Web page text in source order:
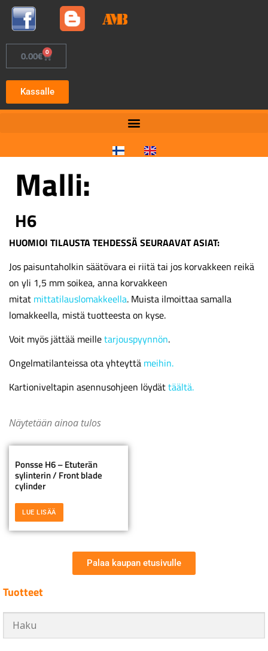
0.00€ 0
Kassalle
Malli:
H6
HUOMIOI TILAUSTA TEHDESSÄ SEURAAVAT ASIAT:
Jos paisuntaholkin säätövara ei riitä tai jos korvakkeen reikä
on yli 1,5 mm soikea, anna korvakkeen
mitat mittatilauslomakkeella. Muista ilmoittaa samalla
lomakkeella, mistä tuotteesta on kyse.
Voit myös jättää meilletarjouspyynnön.
Ongelmatilanteissa ota yhteyttä meihin.
Kartioniveltapin asennusohjeen löydättäältä.
Näytetään ainoa tulos
Ponsse H6 – Etuterän
sylinterin / Front blade
cylinder
LUE LISÄÄ
Palaa kaupan etusivulle
Tuotteet